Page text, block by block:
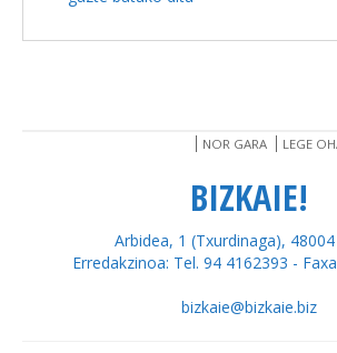
NOR GARA LEGE
BIZKAIE!
Arbidea, 1 (Txurdinaga),
Erredakzinoa: Tel. 94 4162393 -
bizkaie@bizkaie.biz